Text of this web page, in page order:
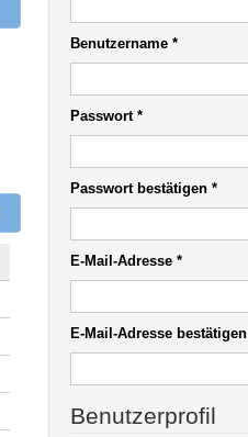
Benutzername *
Passwort*
Passwort bestätigen *
E-Mail-Adresse *
E-Mail-Adresse bestätigen
Benutzerprofil